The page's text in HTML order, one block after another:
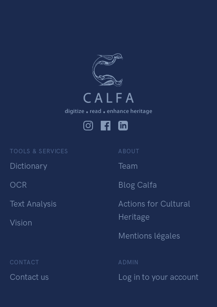
TOOLS & SERVICES
Dictionary
OCR
Text Analysis
Vision
ABOUT
Team
Blog Calfa
Actions for Cultural
Heritage
Mentions légales
CONTACT
Contact us
ADMIN
Log in to your account